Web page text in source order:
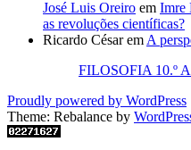
José Luis Oreiro em Imre
as revoluções científicas?
Ricardo Césarem A
FILOSOFIA 10.º
Proudly powered by WordPress
Theme: Rebalance by